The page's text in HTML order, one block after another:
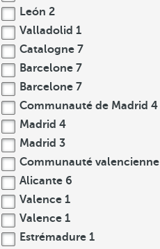
León 2
Valladolid 1
Catalogne 7
Barcelone 7
Barcelone 7
Communauté de Madrid 4
Madrid 4
Madrid 3
Communauté valencienne
Alicante 6
Valence 1
Valence 1
Estrémadure 1